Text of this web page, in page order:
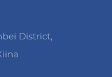
District,